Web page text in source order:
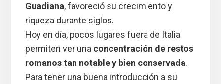
Guadiana, favoreció su crecimiento y
riqueza durante siglos.
Hoy en día, pocos lugares fuera de Italia
permiten ver una concentración de restos
romanos tan notable y bien conservada.
Para tener una buena introducción a su